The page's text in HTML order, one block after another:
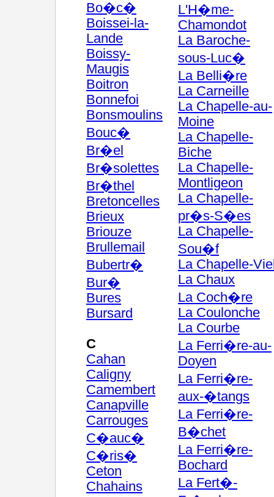
Bo�c�
Boissei-la-
Lande
Boissy-
Maugis
Boitron
Bonnefoi
Bonsmoulins
Bouc�
Br�el
Br�solettes
Br�thel
Bretoncelles
Brieux
Briouze
Brullemail
Bubertr�
Bur�
Bures
Bursard
C
Cahan
Caligny
Camembert
Canapville
Carrouges
C�auc�
C�ris�
Ceton
Chahains
L'H�me-
Chamondot
La Baroche-
sous-Luc�
La Belli�re
La Carneille
La Chapelle-au-
Moine
La Chapelle-
Biche
La Chapelle-
Montligeon
La Chapelle-
pr�s-S�es
La Chapelle-
Sou�f
La Chapelle-
La Chaux
La Coch�re
La Coulonche
La Courbe
La Ferri�re-au-
Doyen
La Ferri�re-
aux-�tangs
La Ferri�re-
B�chet
La Ferri�re-
Bochard
La Fert�-